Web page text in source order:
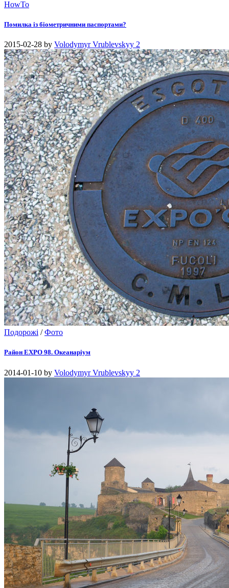
HowTo
Помилка із біометричними паспортами?
2015-02-28 by Volodymyr Vrublevskyy 2
Подорожі /Фото
Район EXPO 98. Океанаріум
2014-01-10 by Volodymyr Vrublevskyy 2